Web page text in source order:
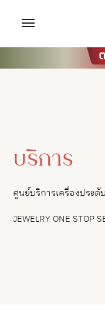
บริการ
ศูนย์บริการเครื่องประดั
JEWELRY ONE STOP